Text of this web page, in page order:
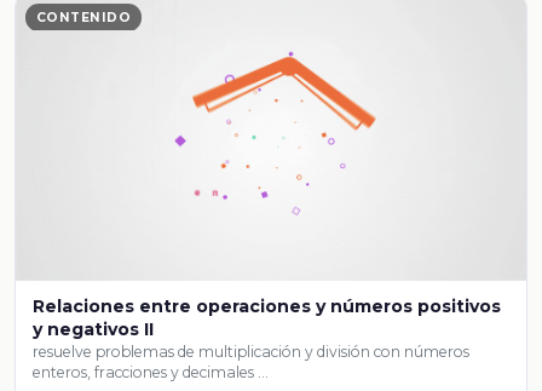
CONTENIDO
Relaciones entre operaciones y números positivos
y negativos II
resuelve problemas de multiplicación y división con números
enteros, fracciones y decimales …